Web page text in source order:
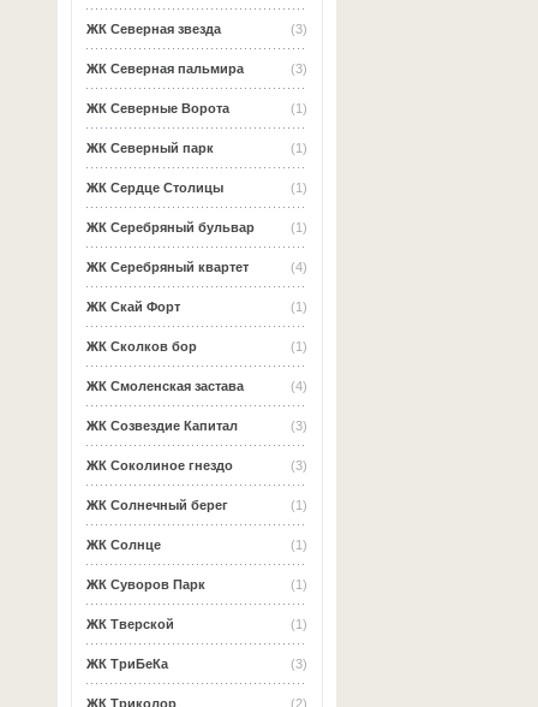
(3)
ЖК Северная звезда
(3)
ЖК Северная пальмира
(1)
ЖК Северные Ворота
(1)
ЖК Северный парк
(1)
ЖК Сердце Столицы
(1)
ЖК Серебряный бульвар
(4)
ЖК Серебряный квартет
(1)
ЖК Скай Форт
(1)
ЖК Сколков бор
(4)
ЖК Смоленская застава
(3)
ЖК Созвездие Капитал
(3)
ЖК Соколиное гнездо
(1)
ЖК Солнечный берег
(1)
ЖК Солнце
(1)
ЖК Суворов Парк
(1)
ЖК Тверской
(3)
ЖК ТриБеКа
(2)
ЖК Триколор